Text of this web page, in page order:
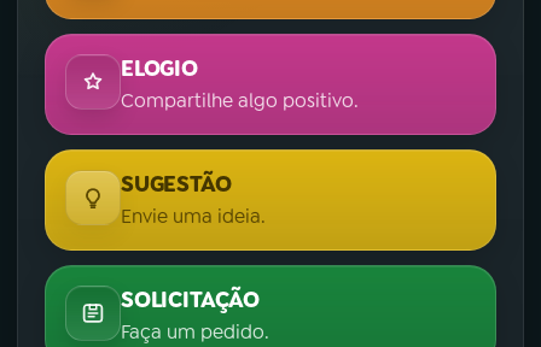
ELOGIO
Compartilhe algo positivo.
SUGESTÃO
Envie uma ideia.
SOLICITAÇÃO
Faça um pedido.